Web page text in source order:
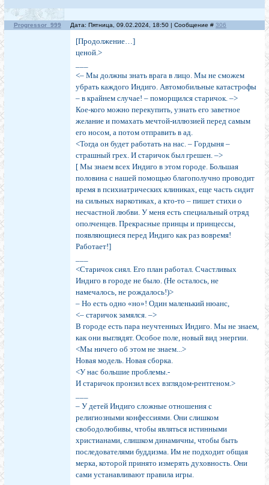
Progressor_999 Дата: Пятница, 09.02.2024, 18:50 | Сообщение # 306
[Продолжение…]
ценой.>
<– Мы должны знать врага в лицо. Мы не сможем
убрать каждого Индиго. Автомобильные катастрофы
– в крайнем случае! – поморщился старичок. –>
Кое-кого можно перекупить, узнать его заветное
желание и помахать мечтой-иллюзией перед самым
его носом, а потом отправить в ад.
<Тогда он будет работать на нас. – Гордыня –
страшный грех. И старичок был грешен. –>
[ Мы знаем всех Индиго в этом городе. Большая
половина с нашей помощью благополучно проводит
время в психиатрических клиниках, еще часть сидит
на сильных наркотиках, а кто-то – пишет стихи о
несчастной любви. У меня есть специальный отряд
ополченцев. Прекрасные принцы и принцессы,
появляющиеся перед Индиго как раз вовремя!
Работает!]
<Старичок сиял. Его план работал. Счастливых
Индиго в городе не было. (Не осталось, не
намечалось, не рождалось!)>
– Но есть одно «но»! Один маленький нюанс,
<– старичок замялся. –>
В городе есть пара неучтенных Индиго. Мы не знаем,
как они выглядят. Особое поле, новый вид энергии.
<Мы ничего об этом не знаем...>
Новая модель. Новая сборка.
<У нас большие проблемы.-
И старичок пронзил всех взглядом-рентгеном.>
– У детей Индиго сложные отношения с
религиозными конфессиями. Они слишком
свободолюбивы, чтобы являться истинными
христианами, слишком динамичны, чтобы быть
последователями буддизма. Им не подходит общая
мерка, которой принято измерять духовность. Они
сами устанавливают правила игры.